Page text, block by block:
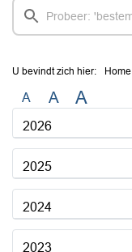
U bevindt zich hier: Home
A A A
2026
2025
2024
2023